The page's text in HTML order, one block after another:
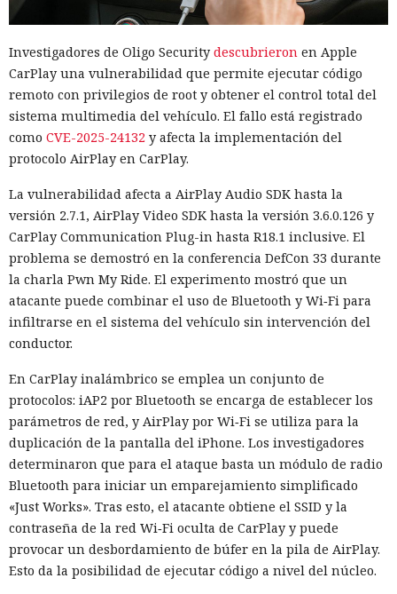
Investigadores de Oligo Security descubrieron en Apple
CarPlay una vulnerabilidad que permite ejecutar código
remoto con privilegios de root y obtener el control total del
sistema multimedia del vehículo. El fallo está registrado
como CVE-2025-24132 y afecta la implementación del
protocolo AirPlay en CarPlay.
La vulnerabilidad afecta a AirPlay Audio SDK hasta la
versión 2.7.1, AirPlay Video SDK hasta la versión 3.6.0.126 y
CarPlay Communication Plug-in hasta R18.1 inclusive. El
problema se demostró en la conferencia DefCon 33 durante
la charla Pwn My Ride. El experimento mostró que un
atacante puede combinar el uso de Bluetooth y Wi‑Fi para
infiltrarse en el sistema del vehículo sin intervención del
conductor.
En CarPlay inalámbrico se emplea un conjunto de
protocolos: iAP2 por Bluetooth se encarga de establecer los
parámetros de red, y AirPlay por Wi‑Fi se utiliza para la
duplicación de la pantalla del iPhone. Los investigadores
determinaron que para el ataque basta un módulo de radio
Bluetooth para iniciar un emparejamiento simplificado
«Just Works». Tras esto, el atacante obtiene el SSID y la
contraseña de la red Wi‑Fi oculta de CarPlay y puede
provocar un desbordamiento de búfer en la pila de AirPlay.
Esto da la posibilidad de ejecutar código a nivel del núcleo.